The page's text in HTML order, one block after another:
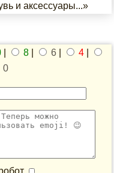
и аксессуары...»
8 6 4
0